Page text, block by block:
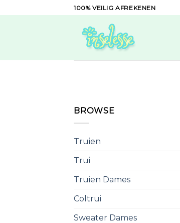
to
100% VEILIG AFREKENEN
BROWSE
Truien
Trui
Truien Dames
Coltrui
Sweater Dames